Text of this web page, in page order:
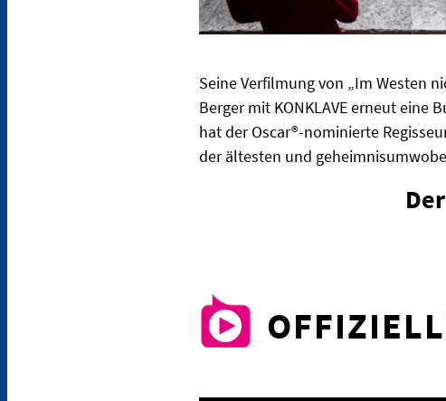
Seine Verfilmung von „Im Westen
Berger mit KONKLAVE erneut eine
hat der Oscar®-nominierte
der ältesten und